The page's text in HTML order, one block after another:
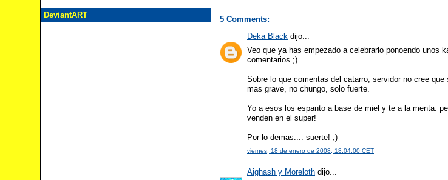
DeviantART
5 Comments:
Deka Black dijo...
Veo que ya has empezado a celebrarlo ponoendo unos
comentarios ;)
Sobre lo que comentas del catarro, servidor no cree
mas grave, no chungo, solo fuerte.
Yo a esos los espanto a base de miel y te a la menta.
venden en el super!
Por lo demas.... suerte! ;)
viernes, 18 de enero de 2008, 18:04:00 CET
Aighash y Moreloth dijo...